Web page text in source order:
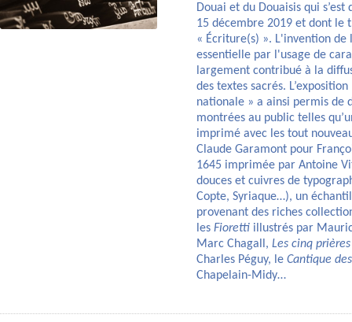
Douai et du Douaisis qui
15 décembre 2019 et dont le
« Écriture(s) ». L'invention
essentielle par l'usage de
largement contribué à la
des textes sacrés.
nationale » a ainsi permis
montrées au public telles
imprimé avec les tout
Claude Garamont pour
1645 imprimée par Antoine
douces et cuivres de
Copte, Syriaque…), un
provenant des riches
les Fioretti illustrés par
Marc Chagall, Les cinq
Charles Péguy, le Cantique
Chapelain-Midy…